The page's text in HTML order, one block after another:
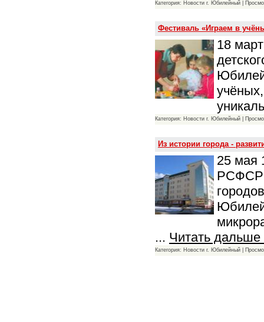
Категория: Новости г. Юбилейный |
Фестиваль «Играем в
18
Категория: Новости г. Юбилейный |
Из истории города -
25 мая
РСФСР
... Читать дальше
Категория: Новости г. Юбилейный |